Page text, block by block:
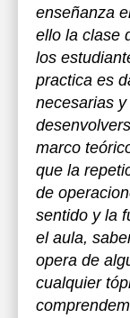
enseñanza
ello la clase
los
practica es
necesarias
marco
que la
de
sentido y la
el aula,
opera de
cualquier